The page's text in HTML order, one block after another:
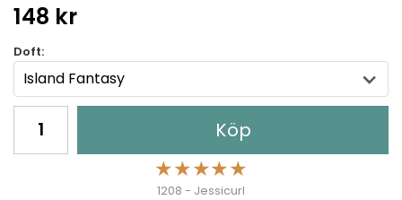
148 kr
Doft:
Köp
★★★★★
1208 - Jessicurl